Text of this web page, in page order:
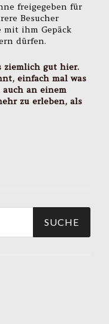
freigegeben für
Besucher
ihm Gepäck
dürfen.
ziemlich gut hier.
einfach mal was
auch an einem
zu erleben, als